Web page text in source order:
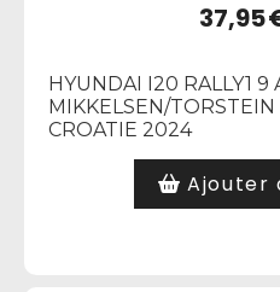
37,95
HYUNDAI I20 RALLY1 9
MIKKELSEN/TORSTEIN
CROATIE 2024
Ajouter